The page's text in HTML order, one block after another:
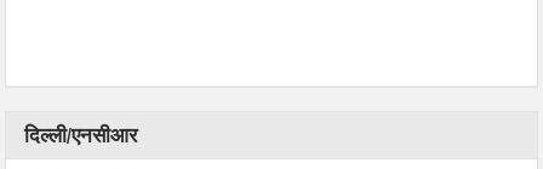
दिल्ली/एनसीआर